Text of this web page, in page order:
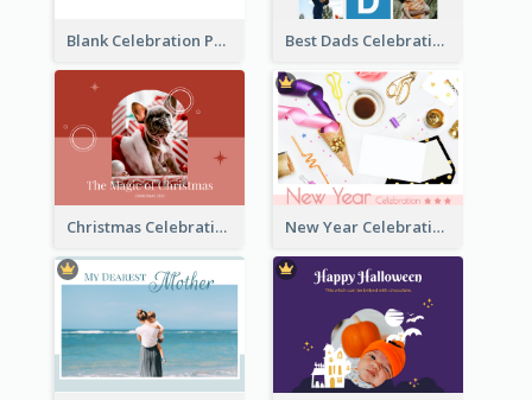
Blank Celebration Photo Book Best Dads Celebration Photo Book
Christmas Celebration Photo Book New Year Celebration Photo Book